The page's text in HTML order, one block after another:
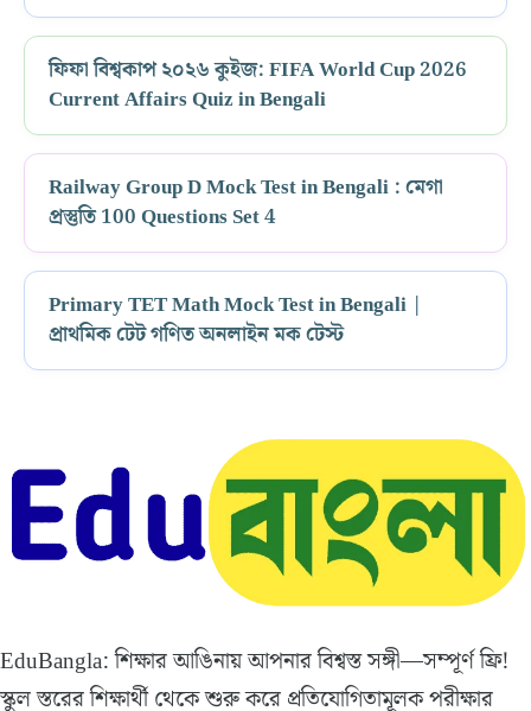
ফিফা বিশ্বকাপ ২০২৬ কুইজ: FIFA World Cup 2026
Current Affairs Quiz in Bengali
Railway Group D Mock Test in Bengali : মেগা
প্রস্তুতি 100 Questions Set 4
Primary TET Math Mock Test in Bengali |
প্রাথমিক টেট গণিত অনলাইন মক টেস্ট
EduBangla: শিক্ষার আঙিনায় আপনার বিশ্বস্ত সঙ্গী—সম্পূর্ণ ফ্রি!
স্কুল স্তরের শিক্ষার্থী থেকে শুরু করে প্রতিযোগিতামূলক পরীক্ষার